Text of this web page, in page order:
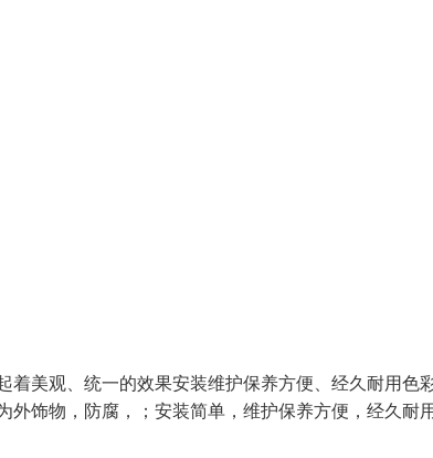
美观、统一的效果安装维护保养方便、经久耐用色
饰物，防腐，；安装简单，维护保养方便，经久耐